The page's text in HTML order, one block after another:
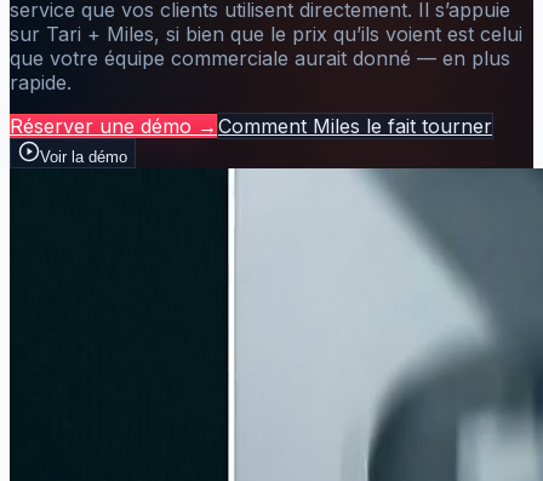
service que vos clients utilisent directement. Il s’appuie
sur Tari + Miles, si bien que le prix qu’ils voient est celui
que votre équipe commerciale aurait donné — en plus
rapide.
Réserver une démo → Comment Miles le fait tourner
Voir la démo